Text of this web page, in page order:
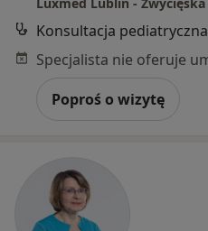
Konsultacja pediatryczna
Poproś o wizytę